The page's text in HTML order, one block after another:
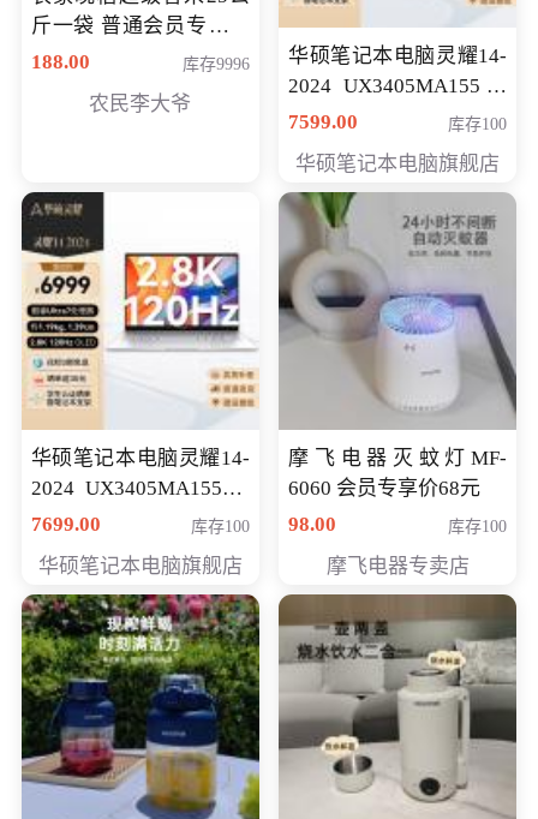
斤一袋 普通会员专享价
格178元
188.00 库存9996
农民李大爷
华硕笔记本电脑灵耀14-
2024 UX3405MA155冰
川银 oled 智慧轻薄本 会
7599.00 库存100
华硕笔记本电脑旗舰店
华硕笔记本电脑灵耀14-
2024 UX3405MA155夜
空蓝 oled 智慧轻薄本 会
7699.00 库存100
华硕笔记本电脑旗舰店
摩飞电器灭蚊灯MF-
6060 会员专享价68元
98.00
库存100
摩飞电器专卖店